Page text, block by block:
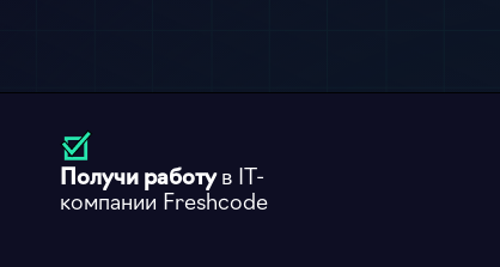
Получи работув ІТ-
компании Freshcode